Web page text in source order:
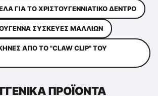
ΓΙΑ ΤΟ ΧΡΙΣΤΟΥΓΕΝΝΙΆΤΙΚΟ ΔΈΝΤΡΟ
ΣΥΣΚΕΥΈΣ ΜΑΛΛΙΏΝ
ΑΠΌ ΤΟ "CLAW CLIP" ΤΟΥ
ΠΡΟΪΌΝΤΑ